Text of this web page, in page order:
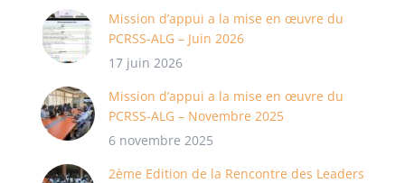
Mission d’appui a la mise en œuvre du
PCRSS-ALG – Juin 2026
17 juin 2026
Mission d’appui a la mise en œuvre du
PCRSS-ALG – Novembre 2025
6 novembre 2025
2ème Edition de la Rencontre des Leaders